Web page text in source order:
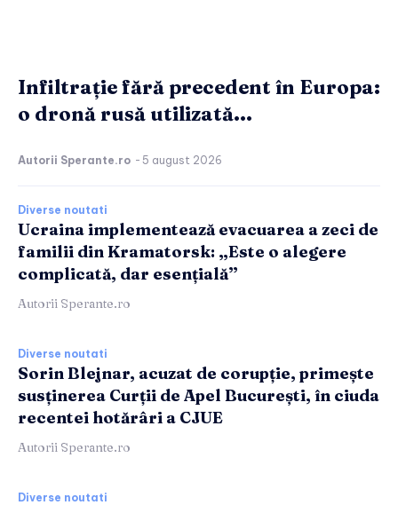
Infiltrație fără precedent în Europa:
o dronă rusă utilizată...
Autorii Sperante.ro - 5 august 2026
Diverse noutati
Ucraina implementează evacuarea a zeci de
familii din Kramatorsk: „Este o alegere
complicată, dar esențială”
Autorii Sperante.ro
Diverse noutati
Sorin Blejnar, acuzat de corupție, primește
susținerea Curții de Apel București, în ciuda
recentei hotărâri a CJUE
Autorii Sperante.ro
Diverse noutati